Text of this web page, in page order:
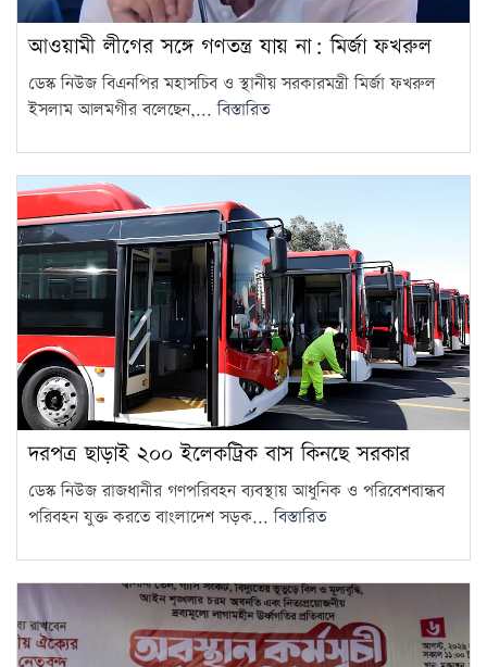
আওয়ামী লীগের সঙ্গে গণতন্ত্র যায় না: মির্জা ফখরুল
ডেস্ক নিউজ বিএনপির মহাসচিব ও স্থানীয় সরকারমন্ত্রী মির্জা ফখরুল
ইসলাম আলমগীর বলেছেন,...বিস্তারিত
দরপত্র ছাড়াই ২০০ ইলেকট্রিক বাস কিনছে সরকার
ডেস্ক নিউজ রাজধানীর গণপরিবহন ব্যবস্থায় আধুনিক ও পরিবেশবান্ধব
পরিবহন যুক্ত করতে বাংলাদেশ সড়ক...বিস্তারিত